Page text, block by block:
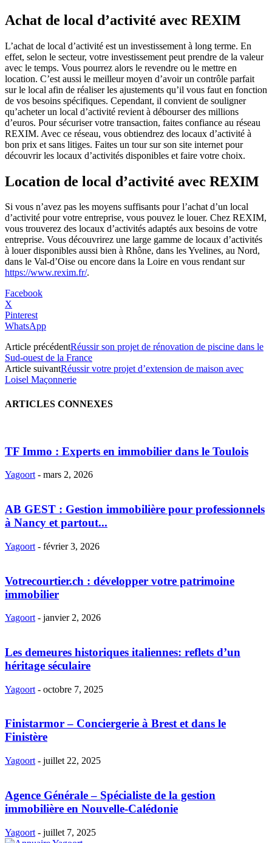
Achat de local d’activité avec REXIM
L’achat de local d’activité est un investissement à long terme. En
effet, selon le secteur, votre investissement peut prendre de la valeur
avec le temps. Vous pourrez alors le revendre ou le mettre en
location. C’est aussi le meilleur moyen d’avoir un contrôle parfait
sur le local afin de réaliser les ajustements qu’il vous faut en fonction
de vos besoins spécifiques. Cependant, il convient de souligner
qu’acheter un local d’activité revient à débourser des millions
d’euros. Pour sécuriser votre transaction, faites confiance au réseau
REXIM. Avec ce réseau, vous obtiendrez des locaux d’activité à
bon prix et sans litiges. Faites un tour sur son site internet pour
découvrir les locaux d’activités disponibles et faire votre choix.
Location de local d’activité avec REXIM
Si vous n’avez pas les moyens suffisants pour l’achat d’un local
d’activité pour votre entreprise, vous pouvez le louer. Chez REXIM,
vous trouverez des locaux d’activités adaptés aux besoins de votre
entreprise. Vous découvrirez une large gamme de locaux d’activités
à louer disponibles aussi bien à Rhône, dans les Yvelines, au Nord,
dans le Val-d’Oise ou encore dans la Loire en vous rendant sur
https://www.rexim.fr/.
Facebook
X
Pinterest
WhatsApp
Article précédentRéussir son projet de rénovation de piscine dans le
Sud-ouest de la France
Article suivantRéussir votre projet d’extension de maison avec
Loisel Maçonnerie
ARTICLES CONNEXES
TF Immo : Experts en immobilier dans le Toulois
Yagoort - mars 2, 2026
AB GEST : Gestion immobilière pour professionnels
à Nancy et partout...
Yagoort - février 3, 2026
Votrecourtier.ch : développer votre patrimoine
immobilier
Yagoort - janvier 2, 2026
Les demeures historiques italiennes: reflets d’un
héritage séculaire
Yagoort - octobre 7, 2025
Finistarmor – Conciergerie à Brest et dans le
Finistère
Yagoort - juillet 22, 2025
Agence Générale – Spécialiste de la gestion
immobilière en Nouvelle-Calédonie
Yagoort - juillet 7, 2025